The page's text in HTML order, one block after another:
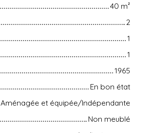
40 m²
2
1
1
1965
En bon état
Aménagée et équipée/Indépendante
Non meublé